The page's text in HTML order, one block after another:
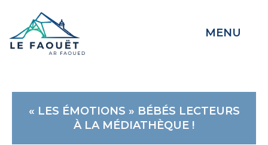
MENU
« LES ÉMOTIONS » BÉBÉS LECTEURS
À LA MÉDIATHÈQUE !